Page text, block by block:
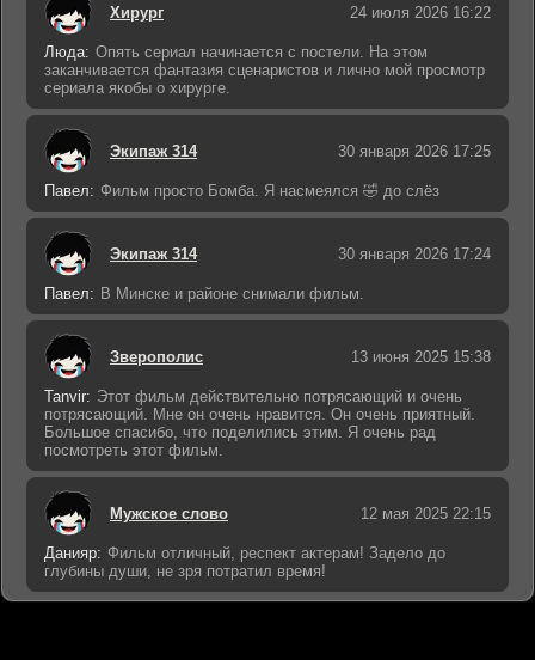
Хирург 24 июля 2026 16:22
Люда: Опять сериал начинается с постели. На этом
заканчивается фантазия сценаристов и лично мой просмотр
сериала якобы о хирурге.
Экипаж 314 30 января 2026 17:25
Павел: Фильм просто Бомба. Я насмеялся 🤣 до слёз
Экипаж 314 30 января 2026 17:24
Павел: В Минске и районе снимали фильм.
Зверополис 13 июня 2025 15:38
Tanvir: Этот фильм действительно потрясающий и очень
потрясающий. Мне он очень нравится. Он очень приятный.
Большое спасибо, что поделились этим. Я очень рад
посмотреть этот фильм.
Мужское слово 12 мая 2025 22:15
Данияр: Фильм отличный, респект актерам! Задело до
глубины души, не зря потратил время!